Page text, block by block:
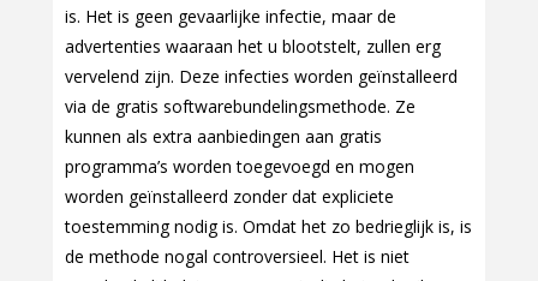
is. Het is geen gevaarlijke infectie, maar de
advertenties waaraan het u blootstelt, zullen erg
vervelend zijn. Deze infecties worden geïnstalleerd
via de gratis softwarebundelingsmethode. Ze
kunnen als extra aanbiedingen aan gratis
programma’s worden toegevoegd en mogen
worden geïnstalleerd zonder dat expliciete
toestemming nodig is. Omdat het zo bedrieglijk is, is
de methode nogal controversieel. Het is niet